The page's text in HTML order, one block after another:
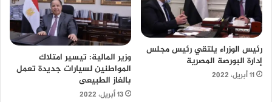
رئيس الوزراء يلتقي رئيس مجلس
إدارة البورصة المصرية
11 أبريل، 2022
وزير المالية: تيسير امتلاك
المواطنين لسيارات جديدة تعمل
بالغاز الطبيعى
13 أبريل، 2022